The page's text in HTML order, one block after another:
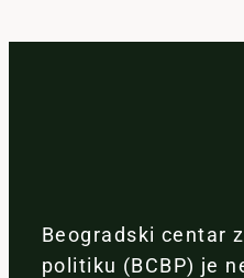
Beogradski centar
politiku (BCBP) je